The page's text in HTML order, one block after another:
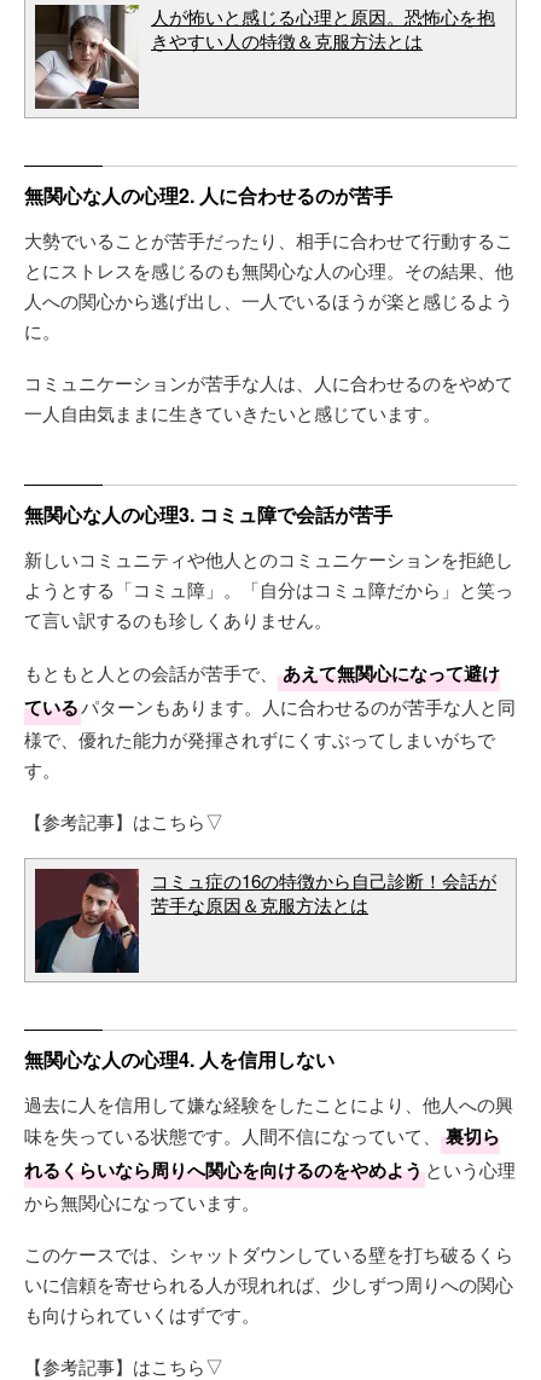
人が怖いと感じる心理と原因。恐怖心を抱
きやすい人の特徴＆克服方法とは
無関心な人の心理2. 人に合わせるのが苦手
大勢でいることが苦手だったり、相手に合わせて行動するこ
とにストレスを感じるのも無関心な人の心理。その結果、他
人への関心から逃げ出し、一人でいるほうが楽と感じるよう
に。
コミュニケーションが苦手な人は、人に合わせるのをやめて
一人自由気ままに生きていきたいと感じています。
無関心な人の心理3. コミュ障で会話が苦手
新しいコミュニティや他人とのコミュニケーションを拒絶し
ようとする「コミュ障」。「自分はコミュ障だから」と笑っ
て言い訳するのも珍しくありません。
もともと人との会話が苦手で、
あえて無関心になって避け
ているパターンもあります。人に合わせるのが苦手な人と同
様で、優れた能力が発揮されずにくすぶってしまいがちで
す。
【参考記事】はこちら▽
コミュ症の16の特徴から自己診断！会話が
苦手な原因＆克服方法とは
無関心な人の心理4. 人を信用しない
過去に人を信用して嫌な経験をしたことにより、他人への興
味を失っている状態です。人間不信になっていて、
裏切ら
れるくらいなら周りへ関心を向けるのをやめようという心理
から無関心になっています。
このケースでは、シャットダウンしている壁を打ち破るくら
いに信頼を寄せられる人が現れれば、少しずつ周りへの関心
も向けられていくはずです。
【参考記事】はこちら▽